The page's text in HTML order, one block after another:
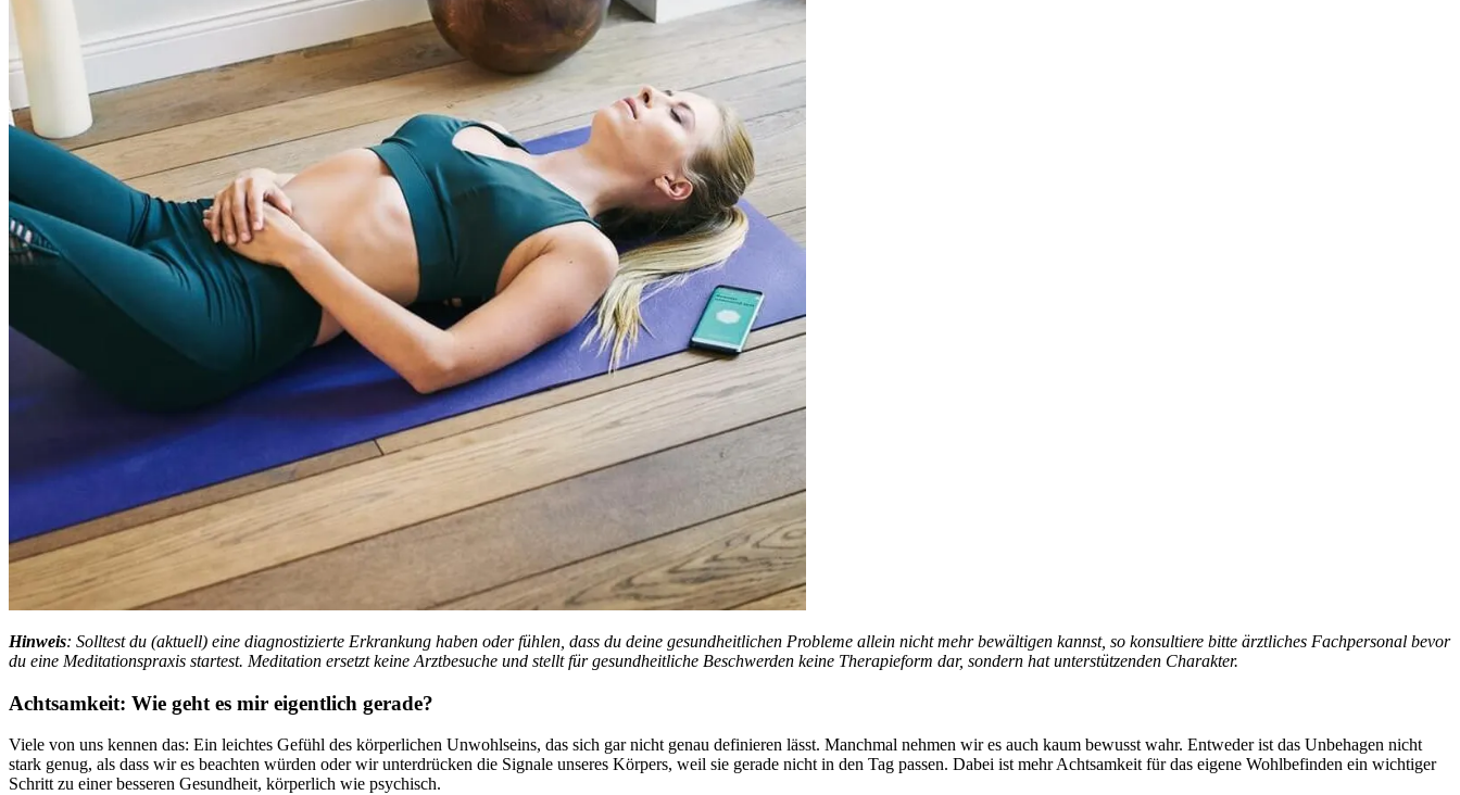
Hin­weis: Solltest du (aktuell) eine diagnostizierte Erkrankung haben oder fühlen, dass du deine gesundheitlichen Probleme allein nicht mehr bewältigen kannst, so konsultiere bitte ärztliches Fachpersonal bevor
du eine Meditationspraxis startest. Meditation ersetzt keine Arztbesuche und stellt für gesundheitliche Beschwerden keine Therapieform dar, sondern hat unterstützenden Charakter.
Acht­sam­keit: Wie geht es mir eigent­lich gerade?
Viele von uns kennen das: Ein leich­tes Gefühl des körperlichen Unwohl­seins, das sich gar nicht genau definieren lässt. Manchmal nehmen wir es auch kaum bewusst wahr. Ent­we­der ist das Unbe­ha­gen nicht
stark genug, als dass wir es beach­ten würden oder wir unter­drü­cken die Signale unse­res Kör­pers, weil sie gerade nicht in den Tag passen. Dabei ist mehr Acht­sam­keit für das eigene Wohl­be­fin­den ein wich­ti­ger
Schritt zu einer bes­se­ren Gesund­heit, körperlich wie psychisch.